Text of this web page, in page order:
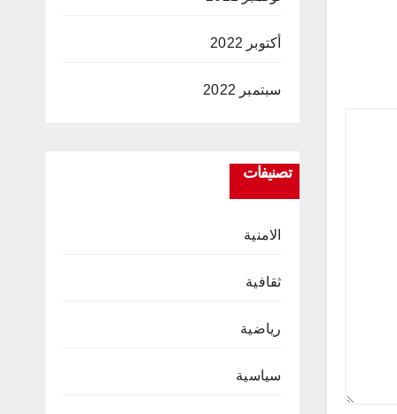
أكتوبر 2022
سبتمبر 2022
تصنيفات
الامنية
ثقافية
رياضية
سياسية